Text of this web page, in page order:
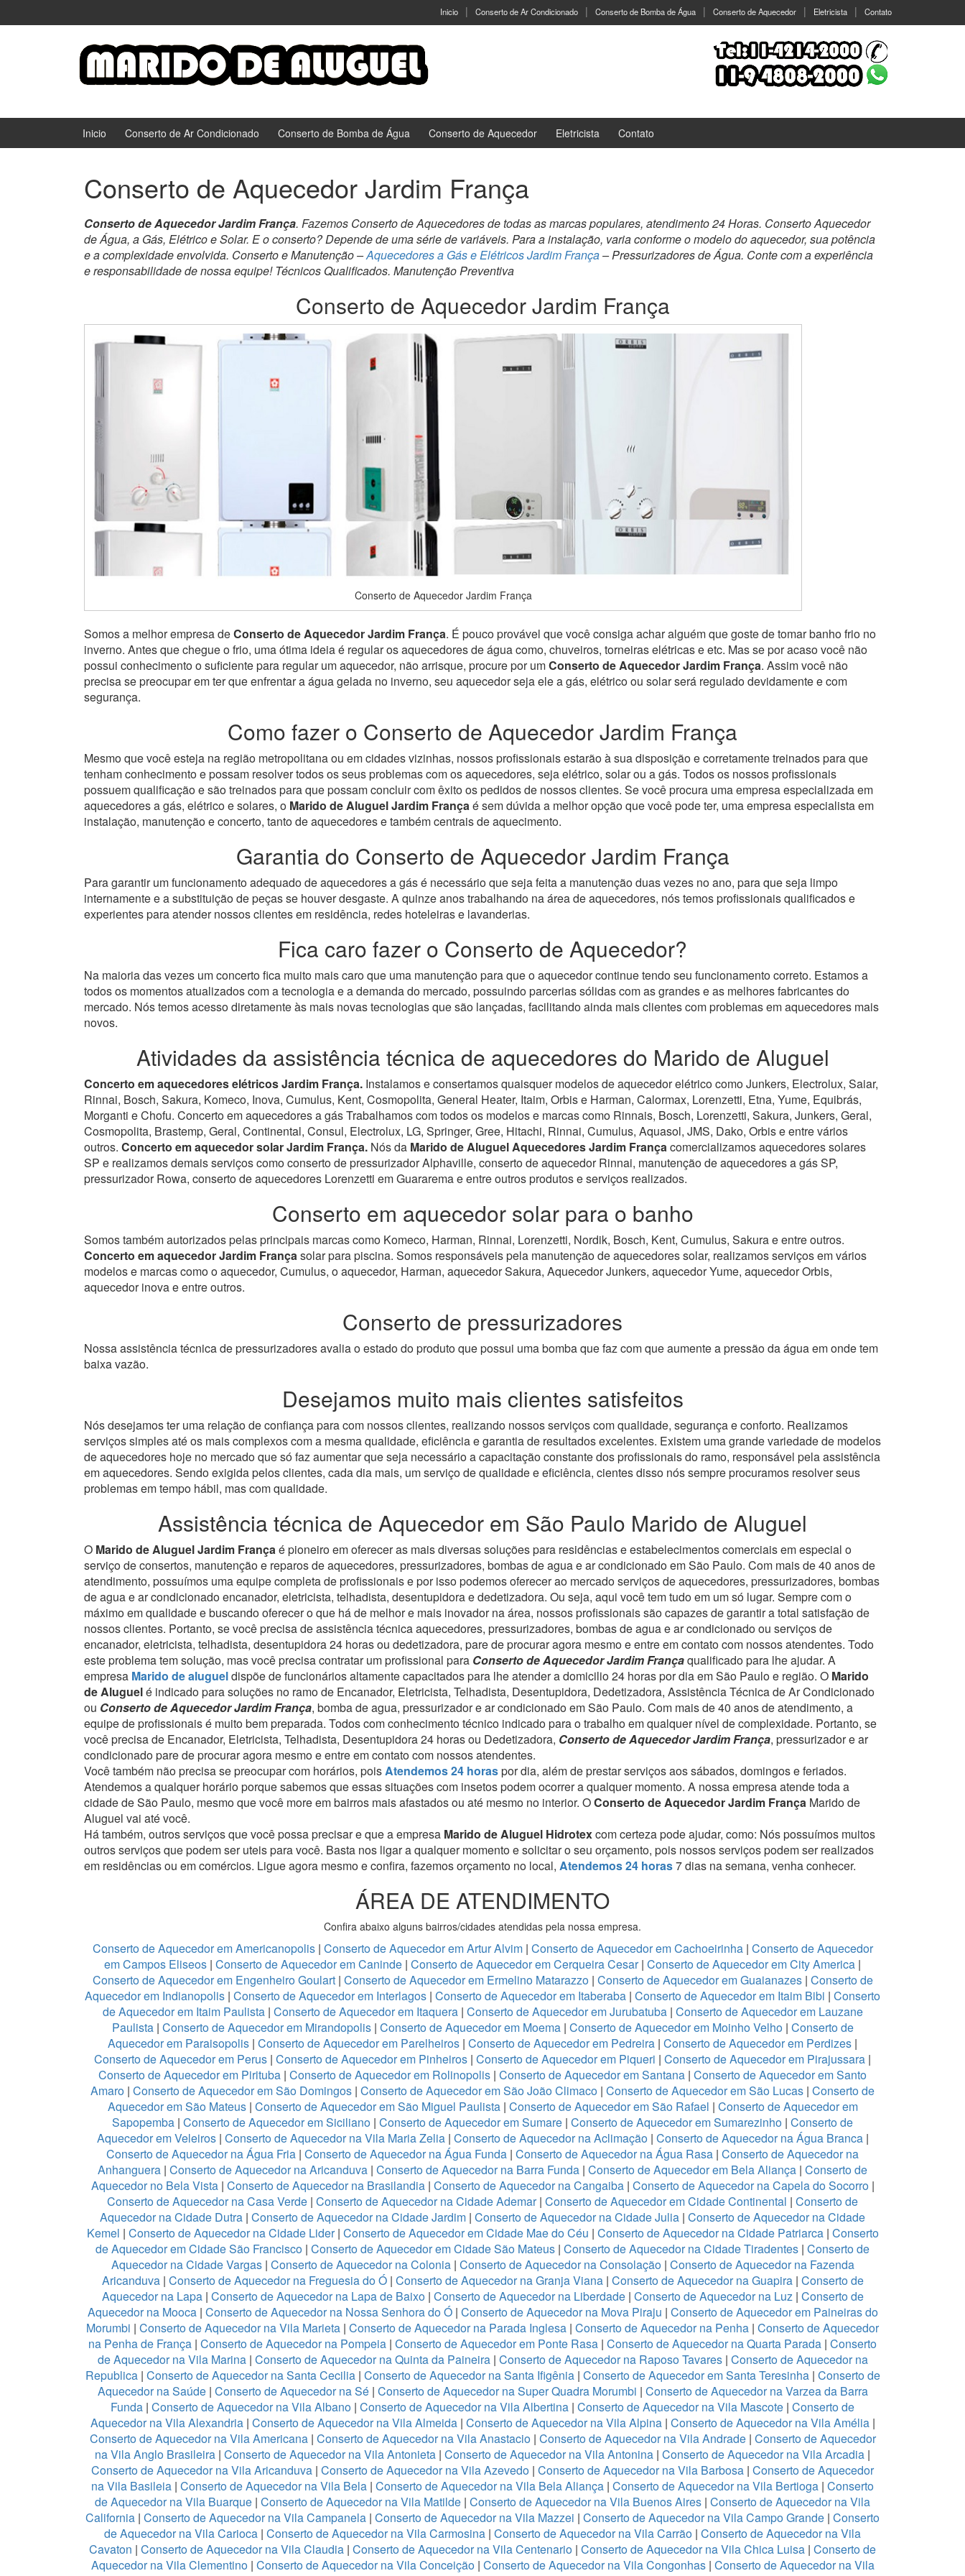
Inicio Conserto de Ar Condicionado Conserto de Bomba de Água Conserto de Aquecedor Eletricista Contato
Inicio Conserto de Ar Condicionado Conserto de Bomba de Água Conserto de Aquecedor Eletricista Contato
Conserto de Aquecedor Jardim França
Conserto de Aquecedor Jardim França. Fazemos Conserto de Aquecedores de todas as marcas populares, atendimento 24 Horas. Conserto Aquecedor
de Água, a Gás, Elétrico e Solar. E o conserto? Depende de uma série de variáveis. Para a instalação, varia conforme o modelo do aquecedor, sua potência
e a complexidade envolvida. Conserto e Manutenção –Aquecedores a Gás e Elétricos Jardim França– Pressurizadores de Água. Conte com a experiência
e responsabilidade de nossa equipe! Técnicos Qualificados. Manutenção Preventiva
Conserto de Aquecedor Jardim França
Conserto de Aquecedor Jardim França
Somos a melhor empresa deConserto de Aquecedor Jardim França. É pouco provável que você consiga achar alguém que goste de tomar banho frio no
inverno. Antes que chegue o frio, uma ótima ideia é regular os aquecedores de água como, chuveiros, torneiras elétricas e etc. Mas se por acaso você não
possui conhecimento o suficiente para regular um aquecedor, não arrisque, procure por umConserto de Aquecedor Jardim França. Assim você não
precisa se preocupar em ter que enfrentar a água gelada no inverno, seu aquecedor seja ele a gás, elétrico ou solar será regulado devidamente e com
segurança.
Como fazer o Conserto de Aquecedor Jardim França
Mesmo que você esteja na região metropolitana ou em cidades vizinhas, nossos profissionais estarão à sua disposição e corretamente treinados para que
tenham conhecimento e possam resolver todos os seus problemas com os aquecedores, seja elétrico, solar ou a gás. Todos os nossos profissionais
possuem qualificação e são treinados para que possam concluir com êxito os pedidos de nossos clientes. Se você procura uma empresa especializada em
aquecedores a gás, elétrico e solares, o Marido de Aluguel Jardim Françaé sem dúvida a melhor opção que você pode ter, uma empresa especialista em
instalação, manutenção e concerto, tanto de aquecedores e também centrais de aquecimento.
Garantia do Conserto de Aquecedor Jardim França
Para garantir um funcionamento adequado de aquecedores a gás é necessário que seja feita a manutenção duas vezes no ano, para que seja limpo
internamente e a substituição de peças se houver desgaste. A quinze anos trabalhando na área de aquecedores, nós temos profissionais qualificados e
experientes para atender nossos clientes em residência, redes hoteleiras e lavanderias.
Fica caro fazer o Conserto de Aquecedor?
Na maioria das vezes um concerto fica muito mais caro que uma manutenção para que o aquecedor continue tendo seu funcionamento correto. Estamos a
todos os momentos atualizados com a tecnologia e a demanda do mercado, possuindo parcerias sólidas com as grandes e as melhores fabricantes do
mercado. Nós temos acesso diretamente às mais novas tecnologias que são lançadas, facilitando ainda mais clientes com problemas em aquecedores mais
novos.
Atividades da assistência técnica de aquecedores do Marido de Aluguel
Concerto em aquecedores elétricos Jardim França. Instalamos e consertamos quaisquer modelos de aquecedor elétrico como Junkers, Electrolux, Saiar,
Rinnai, Bosch, Sakura, Komeco, Inova, Cumulus, Kent, Cosmopolita, General Heater, Itaim, Orbis e Harman, Calormax, Lorenzetti, Etna, Yume, Equibrás,
Morganti e Chofu. Concerto em aquecedores a gás Trabalhamos com todos os modelos e marcas como Rinnais, Bosch, Lorenzetti, Sakura, Junkers, Geral,
Cosmopolita, Brastemp, Geral, Continental, Consul, Electrolux, LG, Springer, Gree, Hitachi, Rinnai, Cumulus, Aquasol, JMS, Dako, Orbis e entre vários
outros. Concerto em aquecedor solar Jardim França. Nós da Marido de Aluguel Aquecedores Jardim Françacomercializamos aquecedores solares
SP e realizamos demais serviços como conserto de pressurizador Alphaville, conserto de aquecedor Rinnai, manutenção de aquecedores a gás SP,
pressurizador Rowa, conserto de aquecedores Lorenzetti em Guararema e entre outros produtos e serviços realizados.
Conserto em aquecedor solar para o banho
Somos também autorizados pelas principais marcas como Komeco, Harman, Rinnai, Lorenzetti, Nordik, Bosch, Kent, Cumulus, Sakura e entre outros.
Concerto em aquecedor Jardim Françasolar para piscina. Somos responsáveis pela manutenção de aquecedores solar, realizamos serviços em vários
modelos e marcas como o aquecedor, Cumulus, o aquecedor, Harman, aquecedor Sakura, Aquecedor Junkers, aquecedor Yume, aquecedor Orbis,
aquecedor inova e entre outros.
Conserto de pressurizadores
Nossa assistência técnica de pressurizadores avalia o estado do produto que possui uma bomba que faz com que aumente a pressão da água em onde tem
baixa vazão.
Desejamos muito mais clientes satisfeitos
Nós desejamos ter uma relação de confiança para com nossos clientes, realizando nossos serviços com qualidade, segurança e conforto. Realizamos
serviços simples até os mais complexos com a mesma qualidade, eficiência e garantia de resultados excelentes. Existem uma grande variedade de modelos
de aquecedores hoje no mercado que só faz aumentar que seja necessário a capacitação constante dos profissionais do ramo, responsável pela assistência
em aquecedores. Sendo exigida pelos clientes, cada dia mais, um serviço de qualidade e eficiência, cientes disso nós sempre procuramos resolver seus
problemas em tempo hábil, mas com qualidade.
Assistência técnica de Aquecedor em São Paulo Marido de Aluguel
O Marido de Aluguel Jardim Françaé pioneiro em oferecer as mais diversas soluções para residências e estabelecimentos comerciais em especial o
serviço de consertos, manutenção e reparos de aquecedores, pressurizadores, bombas de agua e ar condicionado em São Paulo. Com mais de 40 anos de
atendimento, possuímos uma equipe completa de profissionais e por isso podemos oferecer ao mercado serviços de aquecedores, pressurizadores, bombas
de agua e ar condicionado encanador, eletricista, telhadista, desentupidora e dedetizadora. Ou seja, aqui você tem tudo em um só lugar. Sempre com o
máximo em qualidade e buscando oferecer o que há de melhor e mais inovador na área, nossos profissionais são capazes de garantir a total satisfação de
nossos clientes. Portanto, se você precisa de assistência técnica aquecedores, pressurizadores, bombas de agua e ar condicionado ou serviços de
encanador, eletricista, telhadista, desentupidora 24 horas ou dedetizadora, pare de procurar agora mesmo e entre em contato com nossos atendentes. Todo
este problema tem solução, mas você precisa contratar um profissional para Conserto de Aquecedor Jardim Françaqualificado para lhe ajudar. A
empresa Marido de alugueldispõe de funcionários altamente capacitados para lhe atender a domicilio 24 horas por dia em São Paulo e região. O Marido
de Aluguelé indicado para soluções no ramo de Encanador, Eletricista, Telhadista, Desentupidora, Dedetizadora, Assistência Técnica de Ar Condicionado
ou Conserto de Aquecedor Jardim França, bomba de agua, pressurizador e ar condicionado em São Paulo. Com mais de 40 anos de atendimento, a
equipe de profissionais é muito bem preparada. Todos com conhecimento técnico indicado para o trabalho em qualquer nível de complexidade. Portanto, se
você precisa de Encanador, Eletricista, Telhadista, Desentupidora 24 horas ou Dedetizadora, Conserto de Aquecedor Jardim França, pressurizador e ar
condicionado pare de procurar agora mesmo e entre em contato com nossos atendentes.
Você também não precisa se preocupar com horários, poisAtendemos 24 horaspor dia, além de prestar serviços aos sábados, domingos e feriados.
Atendemos a qualquer horário porque sabemos que essas situações com insetos podem ocorrer a qualquer momento. A nossa empresa atende toda a
cidade de São Paulo, mesmo que você more em bairros mais afastados ou até mesmo no interior. OConserto de Aquecedor Jardim França Marido de
Aluguel vai até você.
Há também, outros serviços que você possa precisar e que a empresa Marido de Aluguel Hidrotexcom certeza pode ajudar, como: Nós possuímos muitos
outros serviços que podem ser uteis para você. Basta nos ligar a qualquer momento e solicitar o seu orçamento, pois nossos serviços podem ser realizados
em residências ou em comércios. Ligue agora mesmo e confira, fazemos orçamento no local, Atendemos 24 horas7 dias na semana, venha conhecer.
ÁREA DE ATENDIMENTO
Confira abaixo alguns bairros/cidades atendidas pela nossa empresa.
Conserto de Aquecedor em Americanopolis | Conserto de Aquecedor em Artur Alvim | Conserto de Aquecedor em Cachoeirinha| Conserto de Aquecedor
em Campos Eliseos | Conserto de Aquecedor em Caninde | Conserto de Aquecedor em Cerqueira Cesar| Conserto de Aquecedor em City America |
Conserto de Aquecedor em Engenheiro Goulart | Conserto de Aquecedor em Ermelino Matarazzo | Conserto de Aquecedor em Guaianazes| Conserto de
Aquecedor em Indianopolis | Conserto de Aquecedor em Interlagos | Conserto de Aquecedor em Itaberaba | Conserto de Aquecedor em Itaim Bibi | Conserto
de Aquecedor em Itaim Paulista | Conserto de Aquecedor em Itaquera| Conserto de Aquecedor em Jurubatuba| Conserto de Aquecedor em Lauzane
Paulista | Conserto de Aquecedor em Mirandopolis| Conserto de Aquecedor em Moema| Conserto de Aquecedor em Moinho Velho | Conserto de
Aquecedor em Paraisopolis | Conserto de Aquecedor em Parelheiros | Conserto de Aquecedor em Pedreira | Conserto de Aquecedor em Perdizes |
Conserto de Aquecedor em Perus | Conserto de Aquecedor em Pinheiros | Conserto de Aquecedor em Piqueri | Conserto de Aquecedor em Pirajussara |
Conserto de Aquecedor em Pirituba | Conserto de Aquecedor em Rolinopolis | Conserto de Aquecedor em Santana | Conserto de Aquecedor em Santo
Amaro | Conserto de Aquecedor em São Domingos | Conserto de Aquecedor em São João Climaco | Conserto de Aquecedor em São Lucas | Conserto de
Aquecedor em São Mateus | Conserto de Aquecedor em São Miguel Paulista| Conserto de Aquecedor em São Rafael | Conserto de Aquecedor em
Sapopemba | Conserto de Aquecedor em Siciliano | Conserto de Aquecedor em Sumare | Conserto de Aquecedor em Sumarezinho | Conserto de
Aquecedor em Veleiros| Conserto de Aquecedor na Vila Maria Zelia| Conserto de Aquecedor na Aclimação| Conserto de Aquecedor na Água Branca|
Conserto de Aquecedor na Água Fria | Conserto de Aquecedor na Água Funda | Conserto de Aquecedor na Água Rasa | Conserto de Aquecedor na
Anhanguera | Conserto de Aquecedor na Aricanduva | Conserto de Aquecedor na Barra Funda | Conserto de Aquecedor em Bela Aliança | Conserto de
Aquecedor no Bela Vista| Conserto de Aquecedor na Brasilandia| Conserto de Aquecedor na Cangaiba| Conserto de Aquecedor na Capela do Socorro |
Conserto de Aquecedor na Casa Verde | Conserto de Aquecedor na Cidade Ademar| Conserto de Aquecedor em Cidade Continental | Conserto de
Aquecedor na Cidade Dutra | Conserto de Aquecedor na Cidade Jardim | Conserto de Aquecedor na Cidade Julia | Conserto de Aquecedor na Cidade
Kemel | Conserto de Aquecedor na Cidade Lider| Conserto de Aquecedor em Cidade Mae do Céu | Conserto de Aquecedor na Cidade Patriarca| Conserto
de Aquecedor em Cidade São Francisco | Conserto de Aquecedor em Cidade São Mateus | Conserto de Aquecedor na Cidade Tiradentes | Conserto de
Aquecedor na Cidade Vargas | Conserto de Aquecedor na Colonia| Conserto de Aquecedor na Consolação | Conserto de Aquecedor na Fazenda
Aricanduva| Conserto de Aquecedor na Freguesia do Ó| Conserto de Aquecedor na Granja Viana| Conserto de Aquecedor na Guapira| Conserto de
Aquecedor na Lapa| Conserto de Aquecedor na Lapa de Baixo | Conserto de Aquecedor na Liberdade | Conserto de Aquecedor na Luz| Conserto de
Aquecedor na Mooca| Conserto de Aquecedor na Nossa Senhora do Ó| Conserto de Aquecedor na Mova Piraju | Conserto de Aquecedor em Paineiras do
Morumbi | Conserto de Aquecedor na Vila Marieta | Conserto de Aquecedor na Parada Inglesa | Conserto de Aquecedor na Penha | Conserto de Aquecedor
na Penha de França | Conserto de Aquecedor na Pompeia | Conserto de Aquecedor em Ponte Rasa | Conserto de Aquecedor na Quarta Parada | Conserto
de Aquecedor na Vila Marina| Conserto de Aquecedor na Quinta da Paineira| Conserto de Aquecedor na Raposo Tavares| Conserto de Aquecedor na
Republica| Conserto de Aquecedor na Santa Cecilia| Conserto de Aquecedor na Santa Ifigênia | Conserto de Aquecedor em Santa Teresinha| Conserto de
Aquecedor na Saúde| Conserto de Aquecedor na Sé| Conserto de Aquecedor na Super Quadra Morumbi | Conserto de Aquecedor na Varzea da Barra
Funda | Conserto de Aquecedor na Vila Albano | Conserto de Aquecedor na Vila Albertina | Conserto de Aquecedor na Vila Mascote | Conserto de
Aquecedor na Vila Alexandria| Conserto de Aquecedor na Vila Almeida | Conserto de Aquecedor na Vila Alpina | Conserto de Aquecedor na Vila Amélia |
Conserto de Aquecedor na Vila Americana| Conserto de Aquecedor na Vila Anastacio| Conserto de Aquecedor na Vila Andrade| Conserto de Aquecedor
na Vila Anglo Brasileira | Conserto de Aquecedor na Vila Antonieta | Conserto de Aquecedor na Vila Antonina | Conserto de Aquecedor na Vila Arcadia |
Conserto de Aquecedor na Vila Aricanduva | Conserto de Aquecedor na Vila Azevedo | Conserto de Aquecedor na Vila Barbosa | Conserto de Aquecedor
na Vila Basileia | Conserto de Aquecedor na Vila Bela | Conserto de Aquecedor na Vila Bela Aliança | Conserto de Aquecedor na Vila Bertioga | Conserto
de Aquecedor na Vila Buarque | Conserto de Aquecedor na Vila Matilde | Conserto de Aquecedor na Vila Buenos Aires | Conserto de Aquecedor na Vila
California | Conserto de Aquecedor na Vila Campanela | Conserto de Aquecedor na Vila Mazzei | Conserto de Aquecedor na Vila Campo Grande | Conserto
de Aquecedor na Vila Carioca | Conserto de Aquecedor na Vila Carmosina | Conserto de Aquecedor na Vila Carrão | Conserto de Aquecedor na Vila
Cavaton | Conserto de Aquecedor na Vila Claudia | Conserto de Aquecedor na Vila Centenario | Conserto de Aquecedor na Vila Chica Luisa | Conserto de
Aquecedor na Vila Clementino| Conserto de Aquecedor na Vila Conceição| Conserto de Aquecedor na Vila Congonhas| Conserto de Aquecedor na Vila